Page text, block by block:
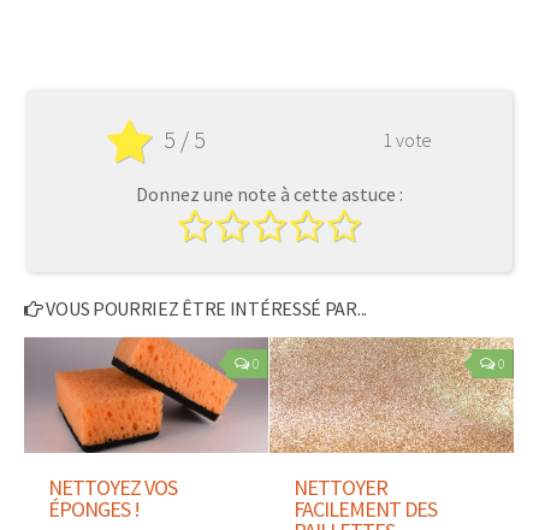
5 / 5 1 vote
Donnez une note à cette astuce :
VOUS POURRIEZ ÊTRE INTÉRESSÉ PAR...
0
NETTOYEZ VOS
ÉPONGES !
0
NETTOYER
FACILEMENT DES